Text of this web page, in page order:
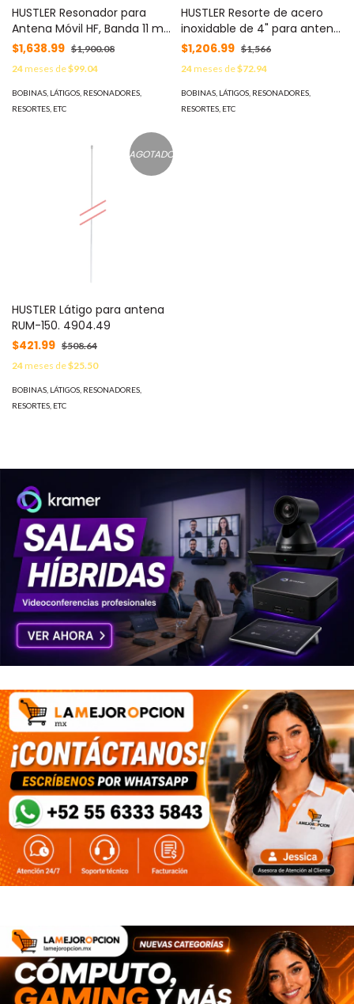
HUSTLER Resonador para
Antena Móvil HF, Banda 11 m
(27 MHz) MOD: RM-11S
$1,638.99 $1,900.08
24meses de$99.04
BOBINAS, LÁTIGOS, RESONADORES,
RESORTES, ETC
HUSTLER Resorte de acero
inoxidable de 4" para antena
CB MOD: SSM-3
$1,206.99 $1,566
24meses de$72.94
BOBINAS, LÁTIGOS, RESONADORES,
RESORTES, ETC
AGOTADO
HUSTLER Látigo para antena
RUM-150. 4904.49
$421.99 $508.64
24meses de$25.50
BOBINAS, LÁTIGOS, RESONADORES,
RESORTES, ETC